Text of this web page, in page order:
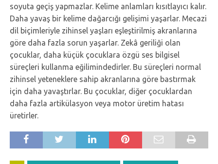
soyuta geçiş yapmazlar. Kelime anlamları kısıtlayıcı kalır.
Daha yavaş bir kelime dağarcığı gelişimi yaşarlar. Mecazi
dil biçimleriyle zihinsel yaşları eşleştirilmiş akranlarına
göre daha fazla sorun yaşarlar. Zekâ geriliği olan
çocuklar, daha küçük çocuklara özgü ses bilgisel
süreçleri kullanma eğilimindedirler. Bu süreçleri normal
zihinsel yeteneklere sahip akranlarına göre bastırmak
için daha yavaştırlar. Bu çocuklar, diğer çocuklardan
daha fazla artikülasyon veya motor üretim hatası
üretirler.